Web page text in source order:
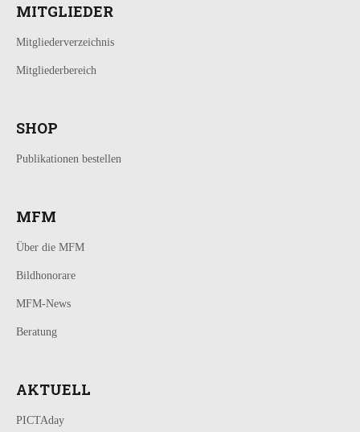
MITGLIEDER
Mitgliederverzeichnis
Mitgliederbereich
SHOP
Publikationen bestellen
MFM
Über die MFM
Bildhonorare
MFM-News
Beratung
AKTUELL
PICTAday